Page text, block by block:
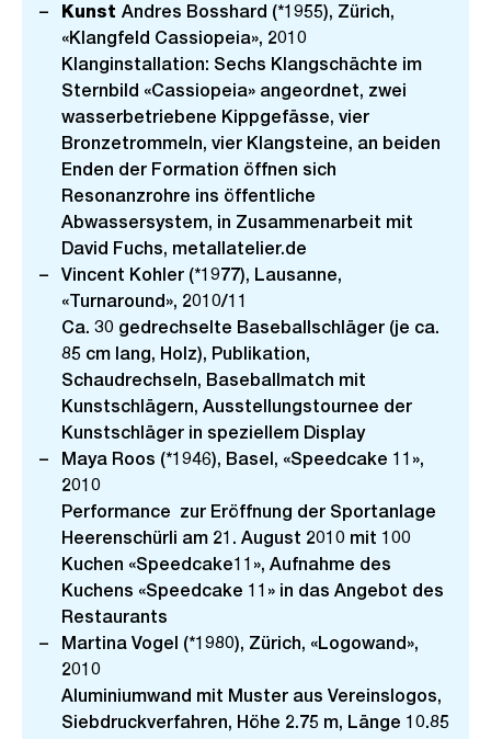
Kunst Andres Bosshard (*1955), Zürich,
«Klangfeld Cassiopeia», 2010
Klanginstallation: Sechs Klangschächte im
Sternbild «Cassiopeia» angeordnet, zwei
wasserbetriebene Kippgefässe, vier
Bronzetrommeln, vier Klangsteine, an beiden
Enden der Formation öffnen sich
Resonanzrohre ins öffentliche
Abwassersystem, in Zusammenarbeit mit
David Fuchs, metallatelier.de
Vincent Kohler (*1977), Lausanne,
«Turnaround», 2010/11
Ca. 30 gedrechselte Baseballschläger (je ca.
85 cm lang, Holz), Publikation,
Schaudrechseln, Baseballmatch mit
Kunstschlägern, Ausstellungstournee der
Kunstschläger in speziellem Display
Maya Roos (*1946), Basel, «Speedcake 11»,
2010
Performance zur Eröffnung der Sportanlage
Heerenschürli am 21. August 2010 mit 100
Kuchen «Speedcake11», Aufnahme des
Kuchens «Speedcake 11» in das Angebot des
Restaurants
Martina Vogel (*1980), Zürich, «Logowand»,
2010
Aluminiumwand mit Muster aus Vereinslogos,
Siebdruckverfahren, Höhe 2.75 m, Länge 10.85